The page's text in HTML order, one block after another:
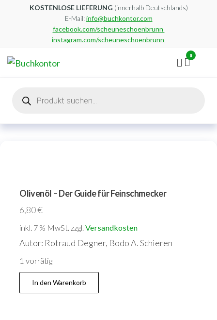
KOSTENLOSE LIEFERUNG (innerhalb Deutschlands)
E-Mail:info@buchkontor.com
facebook.com/scheuneschoenbrunn
instagram.com/scheuneschoenbrunn
0
search
Olivenöl – Der Guide für Feinschmecker
6,80€
inkl. 7 % MwSt. zzgl. Versandkosten
Autor: Rotraud Degner, Bodo A. Schieren
1 vorrätig
Olivenöl
-
In den Warenkorb